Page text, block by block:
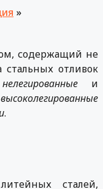
»
содержащий не
стальных отливок
и
высоколегированные
.
сталей,